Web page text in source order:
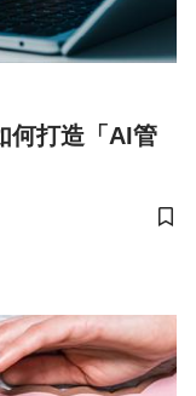
何打造「AI管
儲